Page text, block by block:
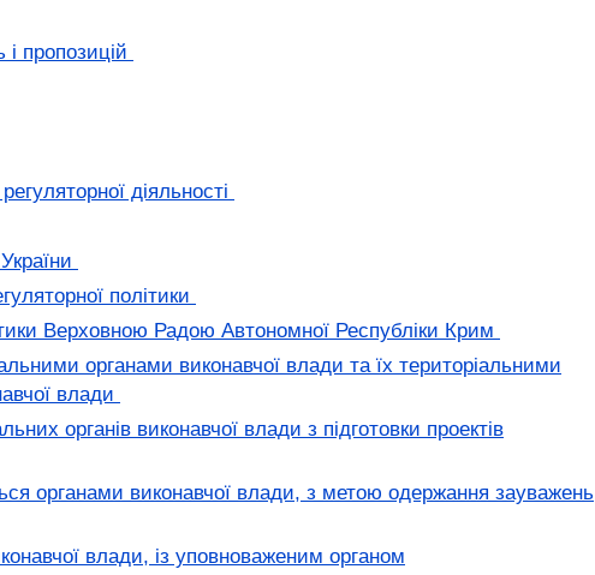
пропозицій
діяльності
політики
Верховною Радою Автономної Республіки Крим
органами виконавчої влади та їх територіальними
влади
органів виконавчої влади з підготовки проектів
органами виконавчої влади, з метою одержання зауважень
влади, із уповноваженим органом